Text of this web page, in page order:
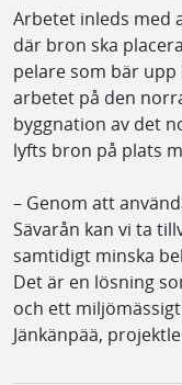
Arbetet inleds med
där bron ska
pelare som bär
arbetet på den
byggnation av det
lyfts bron på plats
– Genom att
Sävarån kan vi ta
samtidigt minska
Det är en lösning
och ett
Jänkänpää,